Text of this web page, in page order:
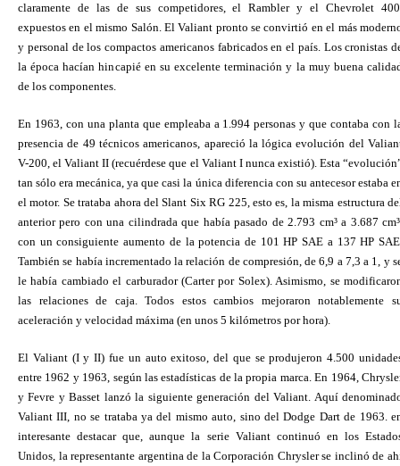
claramente de las de sus competidores, el Rambler y el Chevrolet
expuestos en el mismo Salón. El Valiant pronto se convirtió en el más
y personal de los compactos americanos fabricados en el país. Los cronistas
la época hacían hincapié en su excelente terminación y la muy buena
de los componentes.
En 1963, con una planta que empleaba a 1.994 personas y que contaba con
presencia de 49 técnicos americanos, apareció la lógica evolución del
V-200, el Valiant II (recuérdese que el Valiant I nunca existió). Esta
tan sólo era mecánica, ya que casi la única diferencia con su antecesor estaba
el motor. Se trataba ahora del Slant Six RG 225, esto es, la misma estructura
anterior pero con una cilindrada que había pasado de 2.793 cm³ a 3.687
con un consiguiente aumento de la potencia de 101 HP SAE a 137 HP
También se había incrementado la relación de compresión, de 6,9 a 7,3 a 1, y
le había cambiado el carburador (Carter por Solex). Asimismo, se
las relaciones de caja. Todos estos cambios mejoraron notablemente
aceleración y velocidad máxima (en unos 5 kilómetros por hora).
El Valiant (I y II) fue un auto exitoso, del que se produjeron 4.500
entre 1962 y 1963, según las estadísticas de la propia marca. En 1964,
y Fevre y Basset lanzó la siguiente generación del Valiant. Aquí
Valiant III, no se trataba ya del mismo auto, sino del Dodge Dart de 1963.
interesante destacar que, aunque la serie Valiant continuó en los
Unidos, la representante argentina de la Corporación Chrysler se inclinó de